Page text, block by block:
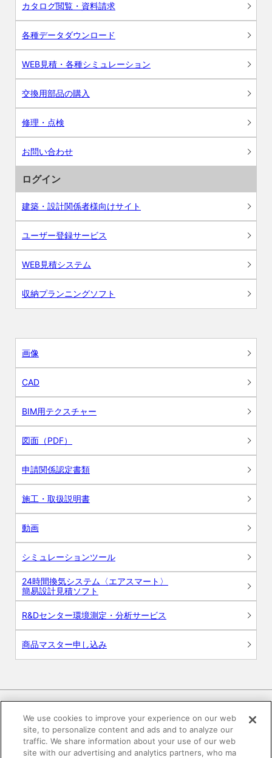
カタログ閲覧・資料請求
各種データダウンロード
WEB見積・各種シミュレーション
交換用部品の購入
修理・点検
お問い合わせ
ログイン
建築・設計関係者様向けサイト
ユーザー登録サービス
WEB見積システム
収納プランニングソフト
画像
CAD
BIM用テクスチャー
図面（PDF）
申請関係認定書類
施工・取扱説明書
動画
シミュレーションツール
24時間換気システム〈エアスマート〉
簡易設計見積ソフト
R&Dセンター環境測定・分析サービス
商品マスター申し込み
電子公告 このWEBサイトについて
We use cookies to improve your experience on our web
site, to personalize content and ads and to analyze our
traffic. We share information about your use of our web
site with our advertising and analytics partners, who ma